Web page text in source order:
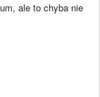
ale to chyba nie